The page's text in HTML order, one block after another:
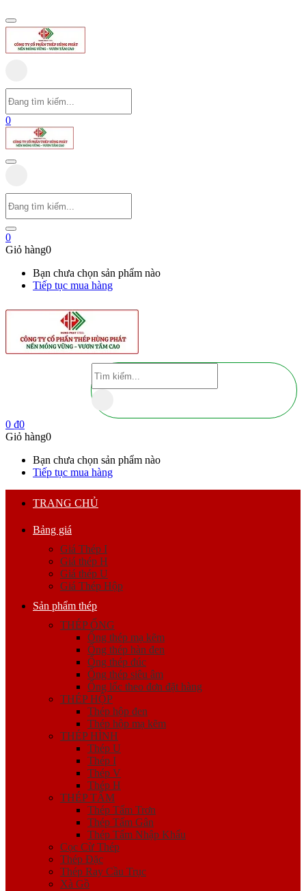
0
0
Giỏ hàng0
Bạn chưa chọn sản phẩm nào
Tiếp tục mua hàng
0 ₫0
Giỏ hàng0
Bạn chưa chọn sản phẩm nào
Tiếp tục mua hàng
TRANG CHỦ
Bảng giá
Giá Thép I
Giá thép H
Giá thép U
Giá Thép Hộp
Sản phẩm thép
THÉP ỐNG
Ống thép mạ kẽm
Ống thép hàn đen
Ống thép đúc
Ống thép siêu âm
Ống lốc theo đơn đặt hàng
THÉP HỘP
Thép hộp đen
Thép hộp mạ kẽm
THÉP HÌNH
Thép U
Thép I
Thép V
Thép H
THÉP TẤM
Thép Tấm Trơn
Thép Tấm Gân
Thép Tấm Nhập Khẩu
Cọc Cừ Thép
Thép Đặc
Thép Ray Cầu Trục
Xà Gồ